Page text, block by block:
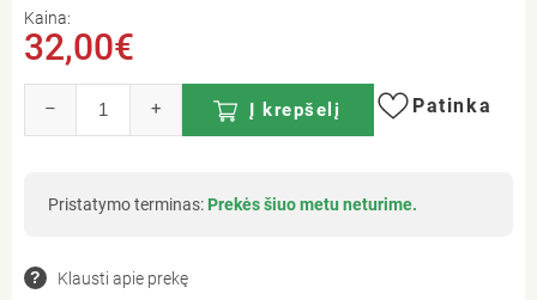
Kaina:
32,00€
– + Į krepšelį Patinka
Pristatymo terminas: Prekės šiuo metu neturime.
Klausti apie prekę